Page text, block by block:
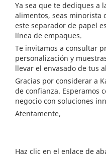
Ya sea que te dediques a
alimentos, seas minorista
este separador de papel
línea de empaques.
Te invitamos a consultar
personalización y
llevar el envasado de tus
Gracias por considerar a
de confianza. Esperamos
negocio con soluciones
Atentamente,
Haz clic en el enlace de